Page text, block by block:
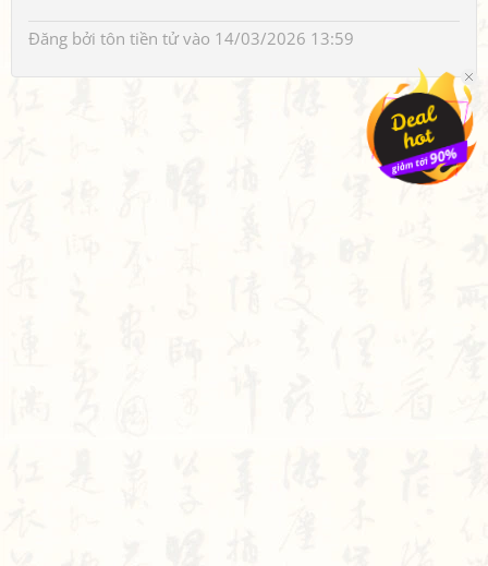
Đăng bởi tôn tiền tửvào 14/03/2026 13:59